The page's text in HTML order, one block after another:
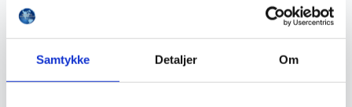
Samtykke Detaljer Om
Brandmateriel